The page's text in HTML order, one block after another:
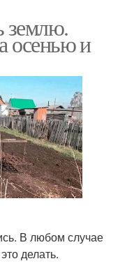
землю.
осенью и
В любом случае
делать.